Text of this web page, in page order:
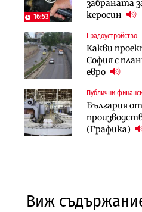
16:53
забраната
керосин
Градоустройство
Какви
София с
евро
Публични
България
(Графика)
Инфраструктура
АПИ
парцеларния
Търново
Градоустройство
Шест
оценки на
вдигнати
Финанси
България
(Графика)
Инфраструктура
Вторият
езеро
магистрала
Виж